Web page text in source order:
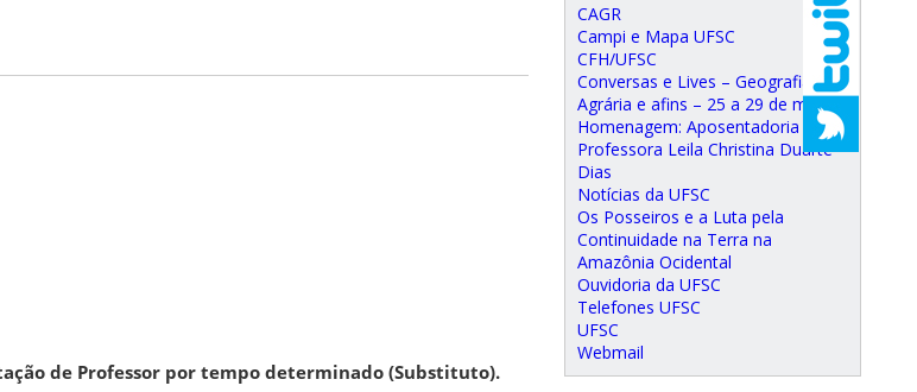
de Professor por tempo determinado (Substituto).
CAGR
Campi e Mapa UFSC
CFH/UFSC
Conversas e Lives – Geografia
Agrária e afins – 25 a 29 de maio
Homenagem: Aposentadoria da
Professora Leila Christina Duarte
Dias
Notícias da UFSC
Os Posseiros e a Luta pela
Continuidade na Terra na
Amazônia Ocidental
Ouvidoria da UFSC
Telefones UFSC
UFSC
Webmail